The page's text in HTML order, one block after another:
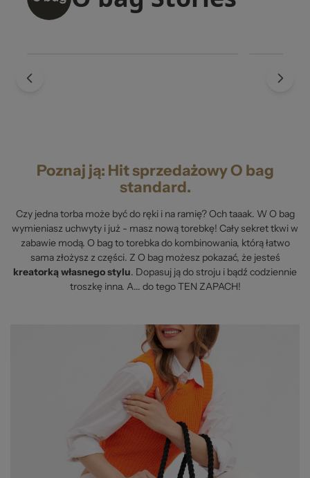
Poznaj ją: Hit sprzedażowy O bag
standard.
Czy jedna torba może być do ręki i na ramię? Och taaak. W O bag
wymieniasz uchwyty i już - masz nową torebkę! Cały sekret tkwi w
zabawie modą. O bag to torebka do kombinowania, którą łatwo
sama złożysz z części. Z O bag możesz pokazać, że jesteś
kreatorką własnego stylu. Dopasuj ją do stroju i bądź codziennie
troszkę inna. A... do tego TEN ZAPACH!